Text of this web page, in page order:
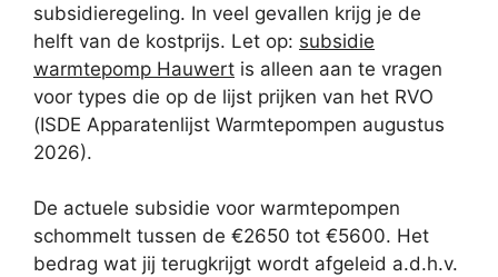
subsidieregeling. In veel gevallen krijg je de
helft van de kostprijs. Let op: subsidie
warmtepomp Hauwert is alleen aan te vragen
voor types die op de lijst prijken van het RVO
(ISDE Apparatenlijst Warmtepompen augustus
2026).
De actuele subsidie voor warmtepompen
schommelt tussen de €2650 tot €5600. Het
bedrag wat jij terugkrijgt wordt afgeleid a.d.h.v.